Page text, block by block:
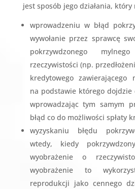
jest sposób jego działania, który
wprowadzeniu w błąd
wywołanie przez sprawcę
pokrzywdzonego
rzeczywistości (np.
kredytowego zawierającego
na podstawie którego dojdzie
wprowadzając tym samym
błąd co do możliwości spłaty
wyzyskaniu błędu
wtedy, kiedy
wyobrażenie o
wyobrażenie to
reprodukcji jako cennego